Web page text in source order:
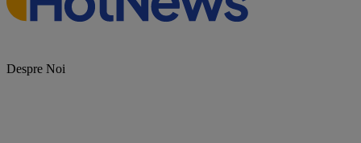
Despre Noi